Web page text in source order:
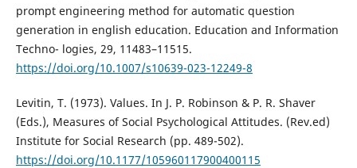
prompt engineering method for automatic question
generation in english education. Education and Information
Techno- logies, 29, 11483–11515.
https://doi.org/10.1007/s10639-023-12249-8
Levitin, T. (1973). Values. In J. P. Robinson & P. R. Shaver
(Eds.), Measures of Social Psychological Attitudes. (Rev.ed)
Institute for Social Research (pp. 489-502).
https://doi.org/10.1177/105960117900400115